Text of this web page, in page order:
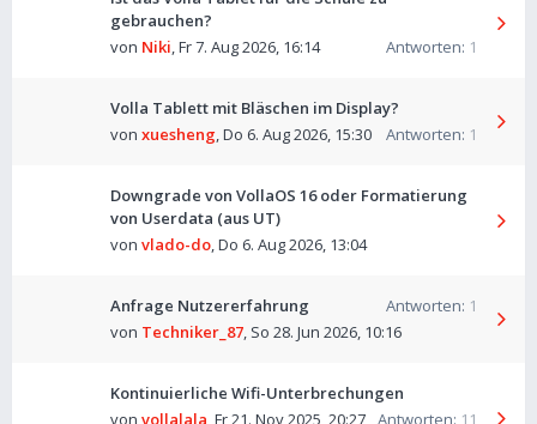
gebrauchen?
Antworten: 1
von Niki,Fr 7. Aug 2026, 16:14
Volla Tablett mit Bläschen im Display?
Antworten: 1
von xuesheng,Do 6. Aug 2026, 15:30
Downgrade von VollaOS 16 oder Formatierung
von Userdata (aus UT)
von vlado-do,Do 6. Aug 2026, 13:04
Anfrage Nutzererfahrung Antworten: 1
von Techniker_87, So 28. Jun 2026, 10:16
Kontinuierliche Wifi-Unterbrechungen
Antworten: 11
von vollalala Fr 21. Nov 2025, 20:27